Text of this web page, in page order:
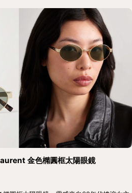
金色橢圓框太陽眼鏡